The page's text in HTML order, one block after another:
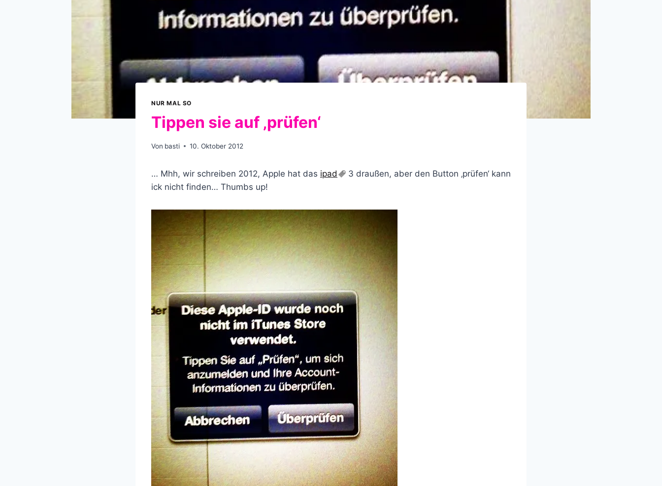
NUR MAL SO
Tippen sie auf ‚prüfen‘
Von basti 10. Oktober 2012
… Mhh, wir schreiben 2012, Apple hat das ipad
3 draußen, aber den Button ‚prüfen‘ kann
ick nicht finden… Thumbs up!